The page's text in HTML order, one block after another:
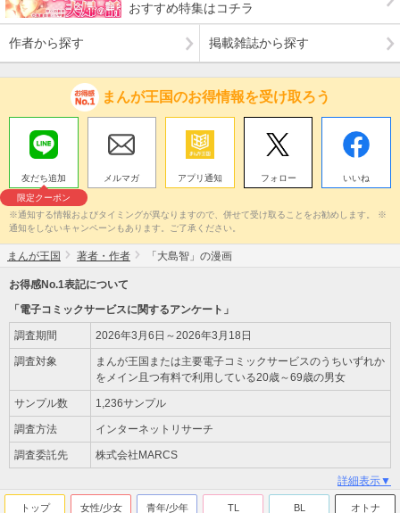
おすすめ特集はコチラ
作者から探す 掲載雑誌から探す
まんが王国のお得情報を受け取ろう
友だち追加
限定クーポン
メルマガ アプリ通知 フォロー いいね
※通知する情報およびタイミングが異なりますので、併せて受け取ることをお勧めします。 ※
通知をしないキャンペーンもあります。ご了承ください。
まんが王国 著者・作者 「大島智」の漫画
お得感No.1表記について
「電子コミックサービスに関するアンケート」
調査期間 2026年3月6日～2026年3月18日
調査対象
まんが王国または主要電子コミックサービスのうちいずれか
をメイン且つ有料で利用している20歳～69歳の男女
サンプル数 1,236サンプル
調査方法 インターネットリサーチ
調査委託先 株式会社MARCS
詳細表示▼
トップ 女性/少女 青年/少年 TL BL オトナ